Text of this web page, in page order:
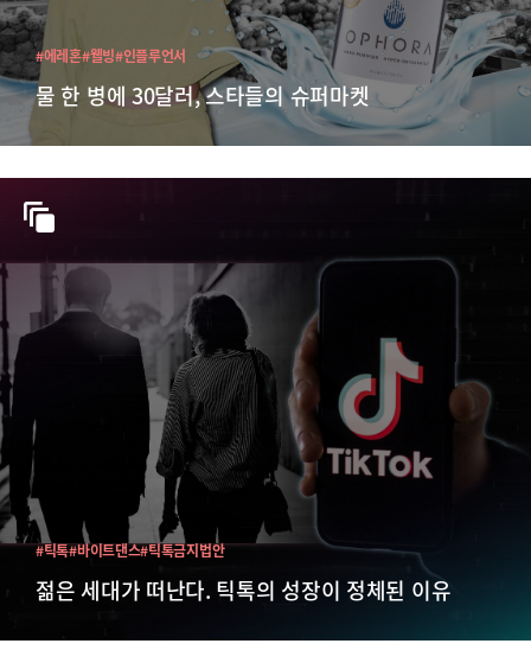
물 한 병에 30달러, 스타들의 슈퍼마켓
#에레혼#웰빙#인플루언서
젊은 세대가 떠난다. 틱톡의 성장이 정체된 이유
#틱톡#바이트댄스#틱톡금지법안